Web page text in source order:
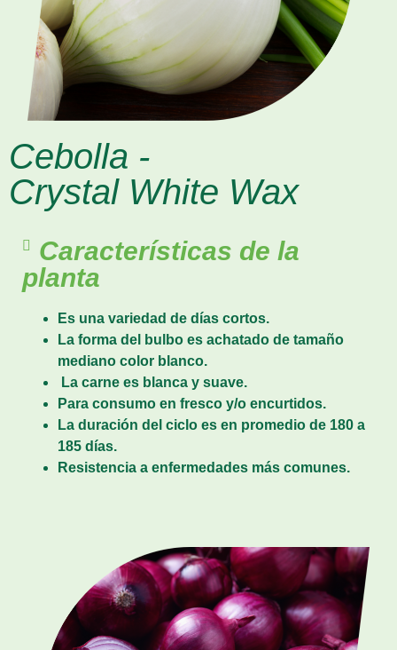
Cebolla -
Crystal White Wax
Características de la
planta
Es una variedad de días cortos.
La forma del bulbo es achatado de tamaño
mediano color blanco.
La carne es blanca y suave.
Para consumo en fresco y/o encurtidos.
La duración del ciclo es en promedio de 180 a
185 días.
Resistencia a enfermedades más comunes.